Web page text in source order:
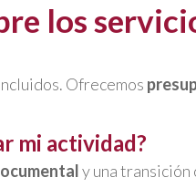
los
Ofrecemos
mi actividad?
y una